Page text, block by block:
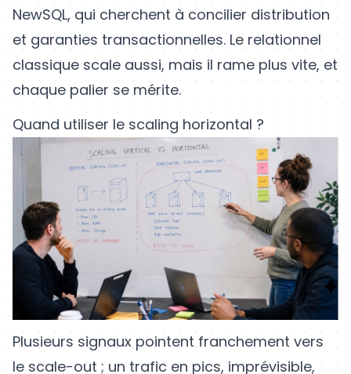
NewSQL, qui cherchent à concilier distribution
et garanties transactionnelles. Le relationnel
classique scale aussi, mais il rame plus vite, et
chaque palier se mérite.
Quand utiliser le scaling horizontal ?
Plusieurs signaux pointent franchement vers
le scale-out ; un trafic en pics, imprévisible,